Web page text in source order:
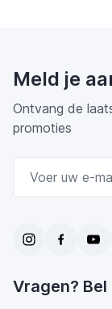
Meld je
Ontvang de
promoties
Vragen?